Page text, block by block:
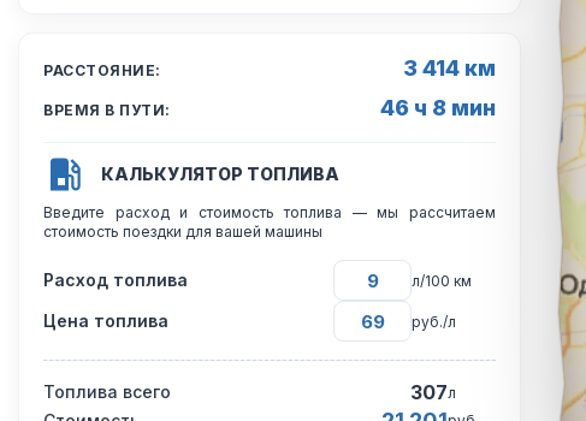
РАССТОЯНИЕ: 3 414 км
ВРЕМЯ В ПУТИ: 46 ч 8 мин
КАЛЬКУЛЯТОР ТОПЛИВА
Введите расход и стоимость топлива — мы рассчитаем
стоимость поездки для вашей машины
Расход топлива л/100 км
Цена топлива руб./л
Топлива всего 307л